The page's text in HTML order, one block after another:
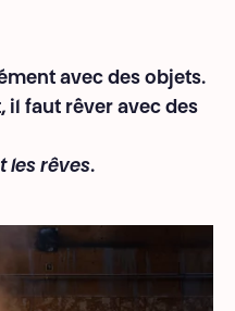
avec des objets.
il faut rêver avec des
les rêves.